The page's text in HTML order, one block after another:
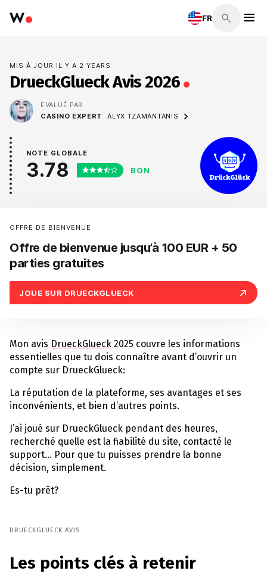
FR
MIS À JOUR IL Y A 2 YEARS
DrueckGlueck Avis 2026
EVALUÉ PAR
CASINO EXPERT
ALYX TZAMANTANIS
NOTE GLOBALE
3.78 BON
OFFRE DE BIENVENUE
Offre de bienvenue jusqu’à 100 EUR + 50
parties gratuites
JOUE SUR DRUECKGLUECK
Mon avis DrueckGlueck 2025 couvre les informations
essentielles que tu dois connaître avant d’ouvrir un
compte sur DrueckGlueck:
La réputation de la plateforme, ses avantages et ses
inconvénients, et bien d’autres points.
J’ai joué sur DrueckGlueck pendant des heures,
recherché quelle est la fiabilité du site, contacté le
support… Pour que tu puisses prendre la bonne
décision, simplement.
Es-tu prêt?
DRUECKGLUECK AVIS
Les points clés à retenir